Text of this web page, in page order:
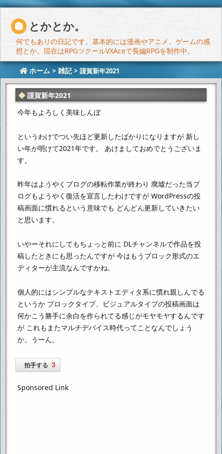
とかとか。
何でもありの日記です。基本的には漫画やアニメ、ゲームの感
想とか。現在はRPGツクールVXAceで長編RPGを制作中。
ホーム > 雑記> 謹賀新年2021
謹賀新年2021
今年もよろしく美味しんぼ
というわけでつい先ほど更新したばかりになりますが 新し
い年が明けて2021年です。
あけましておめでとうございま
す。
昨年はようやくブログの移転作業が終わり 廃墟だった当ブ
ログもようやく復活を宣言したわけですが WordPressの投
稿画面に慣れるという意味でも どんどん更新していきたい
と思います。
いやーそれにしてもちょっと前に DLチャンネルで作品を投
稿したときにも思ったんですが 今はもうブロック形式のエ
ディターが主流なんですかね。
個人的にはシンプルなテキストエディタ系に慣れ親しんでる
というか ブロックタイプ、ビジュアルタイプの投稿画面は
何かこう勝手に余白を作られてる感じがモヤモヤするんです
が これもまたマルチデバイス時代ってことなんでしょう
か。うーん。
拍手する 3
Sponsored Link